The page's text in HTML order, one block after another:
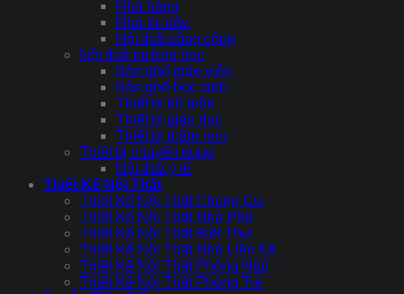
Nhà hàng
Nhà thi đấu
Nội thất công cộng
Nội thất trường học
Bàn ghế giáo viên
Bàn ghế học sinh
Thiết bị bộ môn
Thiết bị giáo dục
Thiết bị mầm non
Thiết bị chuyên dụng
Nội thất y tế
Thiết Kế Nội Thất
Thiết Kế Nội Thất Chung Cư
Thiết Kế Nội Thất Nhà Phố
Thiết Kế Nội Thất Biệt Thự
Thiết Kế Nội Thất Nhà Liền Kề
Thiết Kế Nội Thất Phòng Ngủ
Thiết Kế Nội Thất Phòng Trẻ